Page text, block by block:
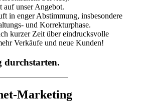
auf unser Angebot.
in enger Abstimmung, insbesondere
und Korrekturphase.
kurzer Zeit über eindrucksvolle
Verkäufe und neue Kunden!
durchstarten.
Marketing